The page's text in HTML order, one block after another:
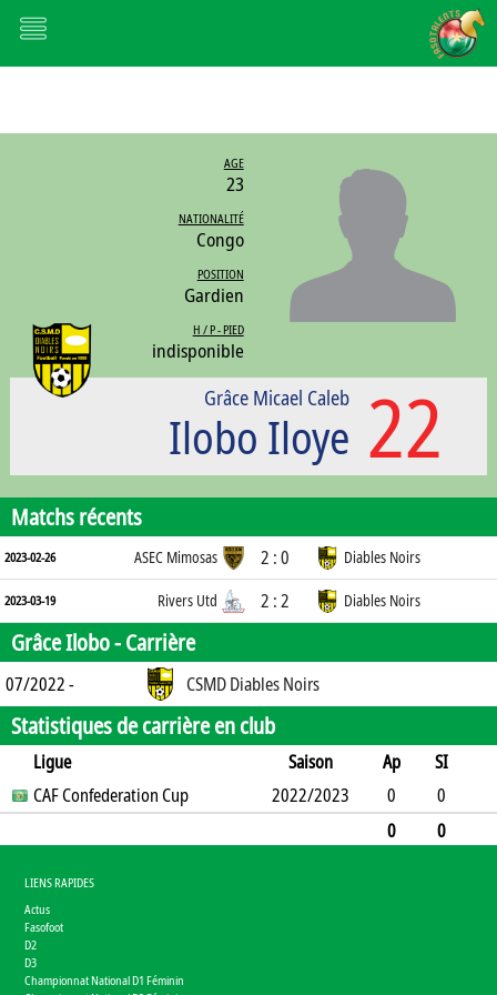
AGE
23
NATIONALITÉ
Congo
POSITION
Gardien
H / P - PIED
indisponible
22
Grâce Micael Caleb
Ilobo Iloye
Matchs récents
2023-02-26 ASEC Mimosas 2 : 0 Diables Noirs
2023-03-19 Rivers Utd 2 : 2 Diables Noirs
Grâce Ilobo -Carrière
07/2022 - CSMD Diables Noirs
Statistiques de carrière en club
Ligue Saison Ap
SI
SO
B B A 2J CR Min
CAF Confederation Cup 2022/2023 0
0
0
0
LIENS RAPIDES
Actus
Fasofoot
D2
D3
Championnat National D1 Féminin